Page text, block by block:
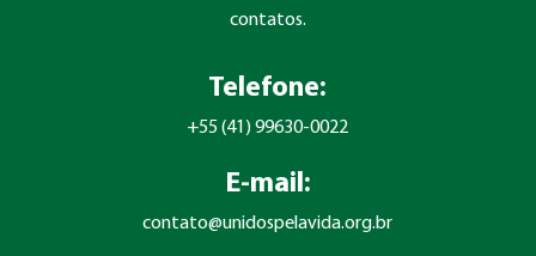
contatos.
Telefone:
+55 (41) 99630-0022
E-mail:
contato@unidospelavida.org.br